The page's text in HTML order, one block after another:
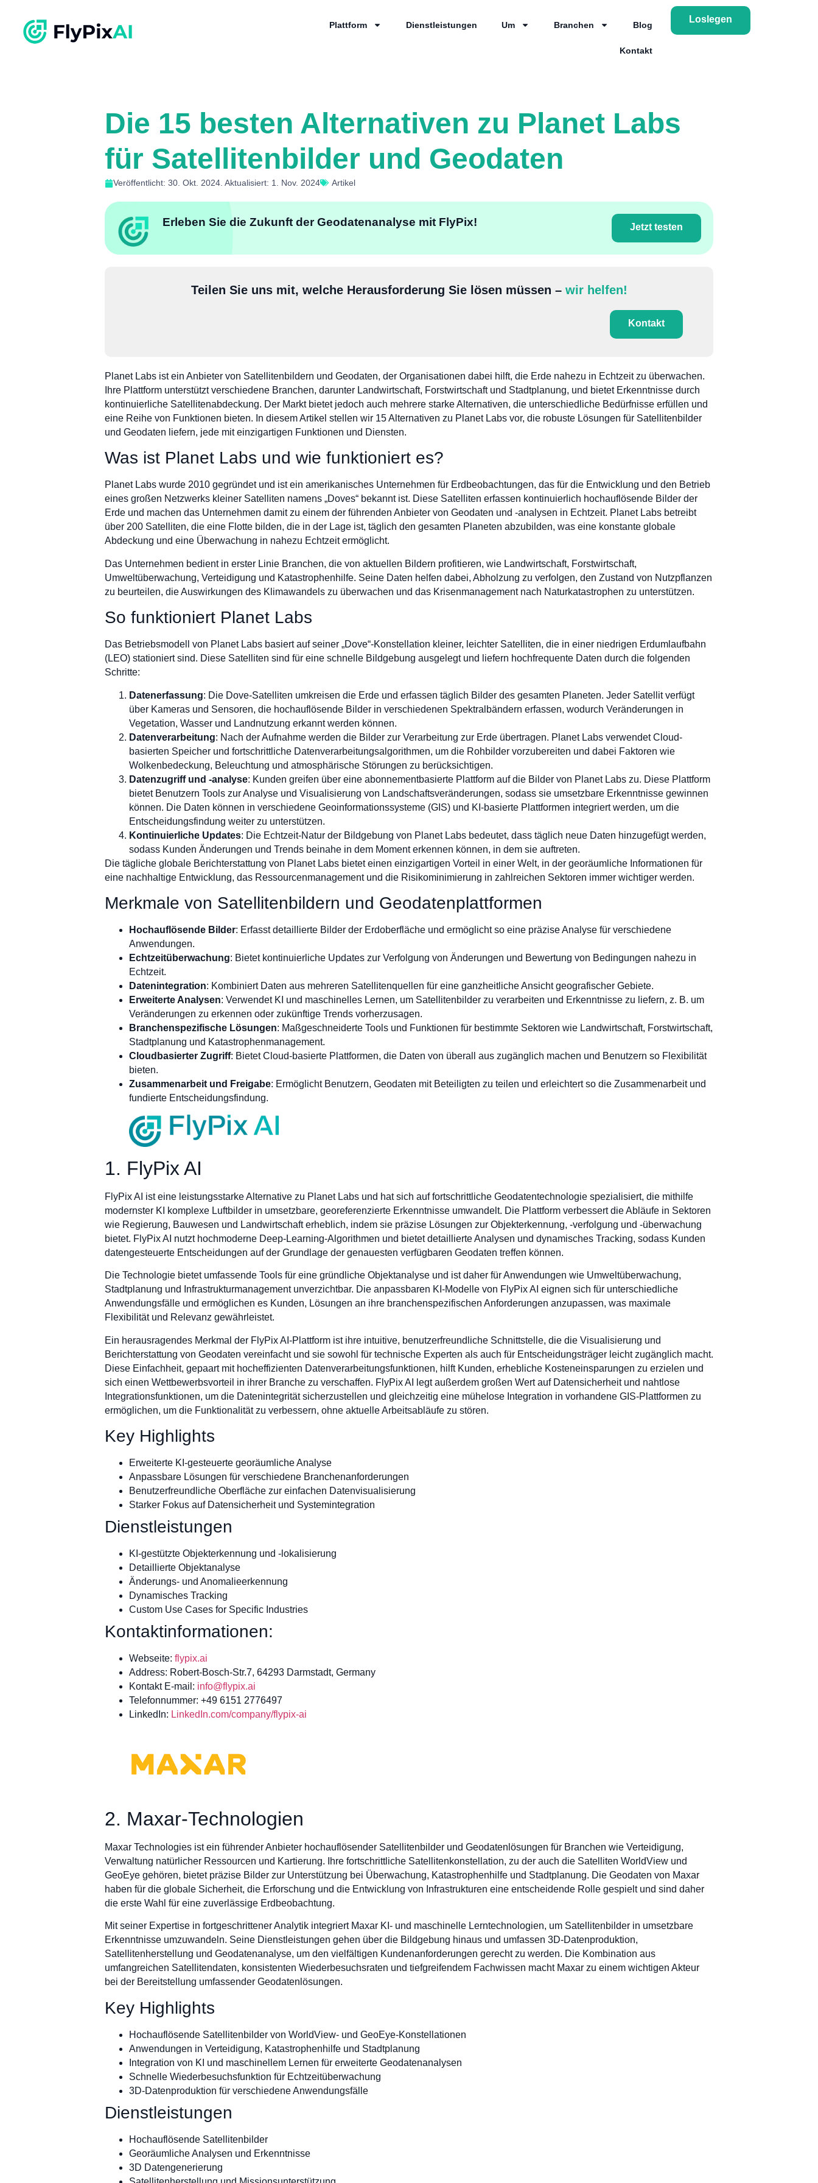
Plattform Dienstleistungen Um Branchen Blog
Kontakt
Loslegen
Die 15 besten Alternativen zu Planet Labs
für Satellitenbilder und Geodaten
Veröffentlicht: 30. Okt. 2024. Aktualisiert: 1. Nov. 2024 Artikel
Erleben Sie die Zukunft der Geodatenanalyse mit FlyPix! Jetzt testen
Teilen Sie uns mit, welche Herausforderung Sie lösen müssen – wir helfen!
Kontakt
Planet Labs ist ein Anbieter von Satellitenbildern und Geodaten, der Organisationen dabei hilft, die Erde nahezu in Echtzeit zu überwachen.
Ihre Plattform unterstützt verschiedene Branchen, darunter Landwirtschaft, Forstwirtschaft und Stadtplanung, und bietet Erkenntnisse durch
kontinuierliche Satellitenabdeckung. Der Markt bietet jedoch auch mehrere starke Alternativen, die unterschiedliche Bedürfnisse erfüllen und
eine Reihe von Funktionen bieten. In diesem Artikel stellen wir 15 Alternativen zu Planet Labs vor, die robuste Lösungen für Satellitenbilder
und Geodaten liefern, jede mit einzigartigen Funktionen und Diensten.
Was ist Planet Labs und wie funktioniert es?
Planet Labs wurde 2010 gegründet und ist ein amerikanisches Unternehmen für Erdbeobachtungen, das für die Entwicklung und den Betrieb
eines großen Netzwerks kleiner Satelliten namens „Doves“ bekannt ist. Diese Satelliten erfassen kontinuierlich hochauflösende Bilder der
Erde und machen das Unternehmen damit zu einem der führenden Anbieter von Geodaten und -analysen in Echtzeit. Planet Labs betreibt
über 200 Satelliten, die eine Flotte bilden, die in der Lage ist, täglich den gesamten Planeten abzubilden, was eine konstante globale
Abdeckung und eine Überwachung in nahezu Echtzeit ermöglicht.
Das Unternehmen bedient in erster Linie Branchen, die von aktuellen Bildern profitieren, wie Landwirtschaft, Forstwirtschaft,
Umweltüberwachung, Verteidigung und Katastrophenhilfe. Seine Daten helfen dabei, Abholzung zu verfolgen, den Zustand von Nutzpflanzen
zu beurteilen, die Auswirkungen des Klimawandels zu überwachen und das Krisenmanagement nach Naturkatastrophen zu unterstützen.
So funktioniert Planet Labs
Das Betriebsmodell von Planet Labs basiert auf seiner „Dove“-Konstellation kleiner, leichter Satelliten, die in einer niedrigen Erdumlaufbahn
(LEO) stationiert sind. Diese Satelliten sind für eine schnelle Bildgebung ausgelegt und liefern hochfrequente Daten durch die folgenden
Schritte:
Datenerfassung: Die Dove-Satelliten umkreisen die Erde und erfassen täglich Bilder des gesamten Planeten. Jeder Satellit verfügt
über Kameras und Sensoren, die hochauflösende Bilder in verschiedenen Spektralbändern erfassen, wodurch Veränderungen in
Vegetation, Wasser und Landnutzung erkannt werden können.
Datenverarbeitung: Nach der Aufnahme werden die Bilder zur Verarbeitung zur Erde übertragen. Planet Labs verwendet Cloud-
basierten Speicher und fortschrittliche Datenverarbeitungsalgorithmen, um die Rohbilder vorzubereiten und dabei Faktoren wie
Wolkenbedeckung, Beleuchtung und atmosphärische Störungen zu berücksichtigen.
Datenzugriff und -analyse: Kunden greifen über eine abonnementbasierte Plattform auf die Bilder von Planet Labs zu. Diese Plattform
bietet Benutzern Tools zur Analyse und Visualisierung von Landschaftsveränderungen, sodass sie umsetzbare Erkenntnisse gewinnen
können. Die Daten können in verschiedene Geoinformationssysteme (GIS) und KI-basierte Plattformen integriert werden, um die
Entscheidungsfindung weiter zu unterstützen.
Kontinuierliche Updates: Die Echtzeit-Natur der Bildgebung von Planet Labs bedeutet, dass täglich neue Daten hinzugefügt werden,
sodass Kunden Änderungen und Trends beinahe in dem Moment erkennen können, in dem sie auftreten.
Die tägliche globale Berichterstattung von Planet Labs bietet einen einzigartigen Vorteil in einer Welt, in der georäumliche Informationen für
eine nachhaltige Entwicklung, das Ressourcenmanagement und die Risikominimierung in zahlreichen Sektoren immer wichtiger werden.
Merkmale von Satellitenbildern und Geodatenplattformen
Hochauflösende Bilder: Erfasst detaillierte Bilder der Erdoberfläche und ermöglicht so eine präzise Analyse für verschiedene
Anwendungen.
Echtzeitüberwachung: Bietet kontinuierliche Updates zur Verfolgung von Änderungen und Bewertung von Bedingungen nahezu in
Echtzeit.
Datenintegration: Kombiniert Daten aus mehreren Satellitenquellen für eine ganzheitliche Ansicht geografischer Gebiete.
Erweiterte Analysen: Verwendet KI und maschinelles Lernen, um Satellitenbilder zu verarbeiten und Erkenntnisse zu liefern, z. B. um
Veränderungen zu erkennen oder zukünftige Trends vorherzusagen.
Branchenspezifische Lösungen: Maßgeschneiderte Tools und Funktionen für bestimmte Sektoren wie Landwirtschaft, Forstwirtschaft,
Stadtplanung und Katastrophenmanagement.
Cloudbasierter Zugriff: Bietet Cloud-basierte Plattformen, die Daten von überall aus zugänglich machen und Benutzern so Flexibilität
bieten.
Zusammenarbeit und Freigabe: Ermöglicht Benutzern, Geodaten mit Beteiligten zu teilen und erleichtert so die Zusammenarbeit und
fundierte Entscheidungsfindung.
1. FlyPix AI
FlyPix AI ist eine leistungsstarke Alternative zu Planet Labs und hat sich auf fortschrittliche Geodatentechnologie spezialisiert, die mithilfe
modernster KI komplexe Luftbilder in umsetzbare, georeferenzierte Erkenntnisse umwandelt. Die Plattform verbessert die Abläufe in Sektoren
wie Regierung, Bauwesen und Landwirtschaft erheblich, indem sie präzise Lösungen zur Objekterkennung, -verfolgung und -überwachung
bietet. FlyPix AI nutzt hochmoderne Deep-Learning-Algorithmen und bietet detaillierte Analysen und dynamisches Tracking, sodass Kunden
datengesteuerte Entscheidungen auf der Grundlage der genauesten verfügbaren Geodaten treffen können.
Die Technologie bietet umfassende Tools für eine gründliche Objektanalyse und ist daher für Anwendungen wie Umweltüberwachung,
Stadtplanung und Infrastrukturmanagement unverzichtbar. Die anpassbaren KI-Modelle von FlyPix AI eignen sich für unterschiedliche
Anwendungsfälle und ermöglichen es Kunden, Lösungen an ihre branchenspezifischen Anforderungen anzupassen, was maximale
Flexibilität und Relevanz gewährleistet.
Ein herausragendes Merkmal der FlyPix AI-Plattform ist ihre intuitive, benutzerfreundliche Schnittstelle, die die Visualisierung und
Berichterstattung von Geodaten vereinfacht und sie sowohl für technische Experten als auch für Entscheidungsträger leicht zugänglich macht.
Diese Einfachheit, gepaart mit hocheffizienten Datenverarbeitungsfunktionen, hilft Kunden, erhebliche Kosteneinsparungen zu erzielen und
sich einen Wettbewerbsvorteil in ihrer Branche zu verschaffen. FlyPix AI legt außerdem großen Wert auf Datensicherheit und nahtlose
Integrationsfunktionen, um die Datenintegrität sicherzustellen und gleichzeitig eine mühelose Integration in vorhandene GIS-Plattformen zu
ermöglichen, um die Funktionalität zu verbessern, ohne aktuelle Arbeitsabläufe zu stören.
Key Highlights
Erweiterte KI-gesteuerte georäumliche Analyse
Anpassbare Lösungen für verschiedene Branchenanforderungen
Benutzerfreundliche Oberfläche zur einfachen Datenvisualisierung
Starker Fokus auf Datensicherheit und Systemintegration
Dienstleistungen
KI-gestützte Objekterkennung und -lokalisierung
Detaillierte Objektanalyse
Änderungs- und Anomalieerkennung
Dynamisches Tracking
Custom Use Cases for Specific Industries
Kontaktinformationen:
Webseite: flypix.ai
Address: Robert-Bosch-Str.7, 64293 Darmstadt, Germany
Kontakt E-mail: info@flypix.ai
Telefonnummer: +49 6151 2776497
LinkedIn: LinkedIn.com/company/flypix-ai
2. Maxar-Technologien
Maxar Technologies ist ein führender Anbieter hochauflösender Satellitenbilder und Geodatenlösungen für Branchen wie Verteidigung,
Verwaltung natürlicher Ressourcen und Kartierung. Ihre fortschrittliche Satellitenkonstellation, zu der auch die Satelliten WorldView und
GeoEye gehören, bietet präzise Bilder zur Unterstützung bei Überwachung, Katastrophenhilfe und Stadtplanung. Die Geodaten von Maxar
haben für die globale Sicherheit, die Erforschung und die Entwicklung von Infrastrukturen eine entscheidende Rolle gespielt und sind daher
die erste Wahl für eine zuverlässige Erdbeobachtung.
Mit seiner Expertise in fortgeschrittener Analytik integriert Maxar KI- und maschinelle Lerntechnologien, um Satellitenbilder in umsetzbare
Erkenntnisse umzuwandeln. Seine Dienstleistungen gehen über die Bildgebung hinaus und umfassen 3D-Datenproduktion,
Satellitenherstellung und Geodatenanalyse, um den vielfältigen Kundenanforderungen gerecht zu werden. Die Kombination aus
umfangreichen Satellitendaten, konsistenten Wiederbesuchsraten und tiefgreifendem Fachwissen macht Maxar zu einem wichtigen Akteur
bei der Bereitstellung umfassender Geodatenlösungen.
Key Highlights
Hochauflösende Satellitenbilder von WorldView- und GeoEye-Konstellationen
Anwendungen in Verteidigung, Katastrophenhilfe und Stadtplanung
Integration von KI und maschinellem Lernen für erweiterte Geodatenanalysen
Schnelle Wiederbesuchsfunktion für Echtzeitüberwachung
3D-Datenproduktion für verschiedene Anwendungsfälle
Dienstleistungen
Hochauflösende Satellitenbilder
Georäumliche Analysen und Erkenntnisse
3D Datengenerierung